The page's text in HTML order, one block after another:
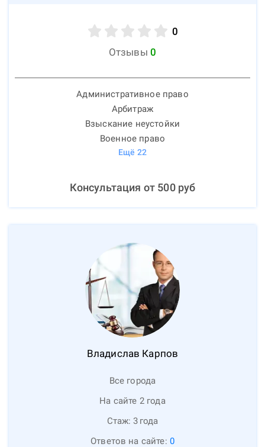
0
Отзывы 0
Административное право
Арбитраж
Взыскание неустойки
Военное право
Ещё 22
Консультация от 500руб
Владислав Карпов
Все города
На сайте 2 года
Стаж: 3 года
Ответов на сайте: 0